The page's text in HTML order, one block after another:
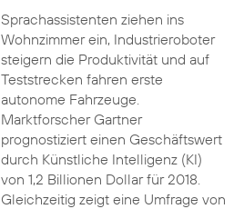
Sprachassistenten ziehen ins
Wohnzimmer ein, Industrieroboter
steigern die Produktivität und auf
Teststrecken fahren erste
autonome Fahrzeuge.
Marktforscher Gartner
prognostiziert einen Geschäftswert
durch Künstliche Intelligenz (KI)
von 1,2 Billionen Dollar für 2018.
Gleichzeitig zeigt eine Umfrage von